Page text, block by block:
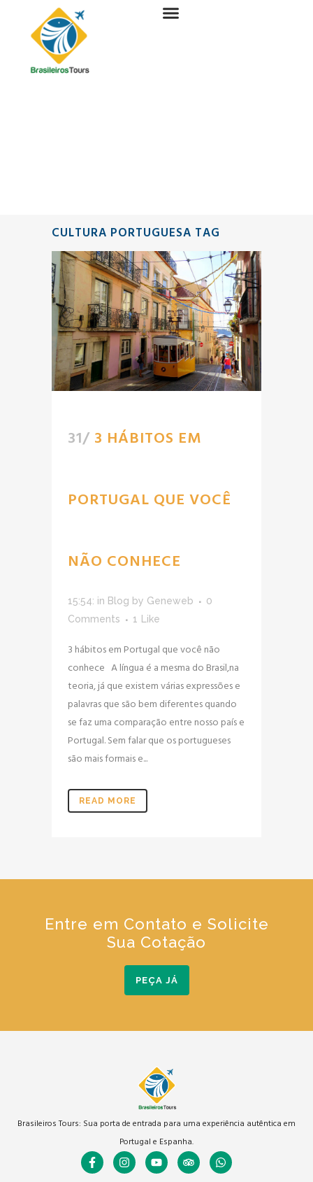
CULTURA PORTUGUESA TAG
31/ 3 HÁBITOS EM
PORTUGAL QUE VOCÊ
NÃO CONHECE
15:54: in Blog by Geneweb
0
Comments
1 Like
3 hábitos em Portugal que você não
conhece A língua é a mesma do Brasil,na
teoria, já que existem várias expressões e
palavras que são bem diferentes quando
se faz uma comparação entre nosso país e
Portugal. Sem falar que os portugueses
são mais formais e...
READ MORE
Entre em Contato e Solicite
Sua Cotação
PEÇA JÁ
Brasileiros Tours: Sua porta de entrada para uma experiência autêntica em
Portugal e Espanha.